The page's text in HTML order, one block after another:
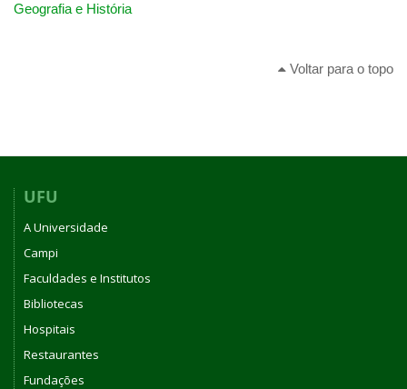
Geografia e História
Voltar para o topo
UFU
A Universidade
Campi
Faculdades e Institutos
Bibliotecas
Hospitais
Restaurantes
Fundações